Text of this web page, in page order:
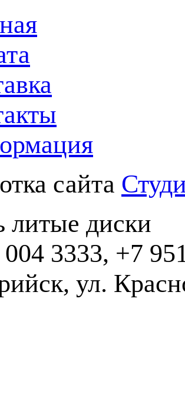
сайта
литые диски
3333, +7
ул.